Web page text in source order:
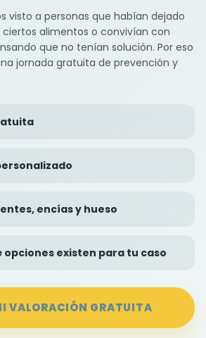
visto a personas que habían dejado
alimentos o convivían con
que no tenían solución. Por eso
jornada gratuita de prevención y
encías y hueso
opciones existen para tu caso
VALORACIÓN GRATUITA